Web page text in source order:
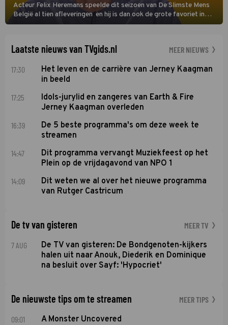
Acteur Felix Heremans speelde dit seizoen van De Slimste Mens
België al tien afleveringen en hij is dan ook de grote favoriet in
deze seizoensfinale. En er is Nederlandse inbreng, want komiek
Laatste nieuws van TVgids.nl MEER NIEUWS
17:30
Het leven en de carrière van Jerney Kaagman
in beeld
17:25
Idols-jurylid en zangeres van Earth & Fire
Jerney Kaagman overleden
16:39
De 5 beste programma's om deze week te
streamen
14:47
Dit programma vervangt Muziekfeest op het
Plein op de vrijdagavond van NPO 1
14:09
Dit weten we al over het nieuwe programma
van Rutger Castricum
De tv van gisteren MEER TV
7 AUG
De TV van gisteren: De Bondgenoten-kijkers
halen uit naar Anouk, Diederik en Dominique
na besluit over Sayf: 'Hypocriet'
De nieuwste tips om te streamen MEER TIPS
09:01 A Monster Uncovered